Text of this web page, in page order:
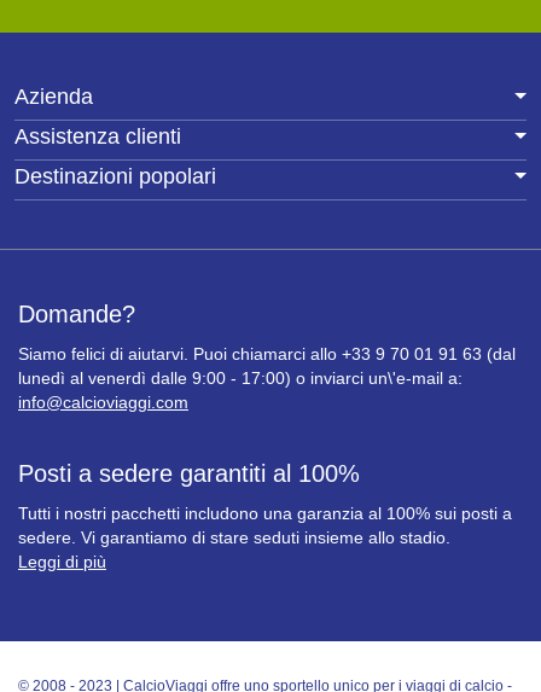
Azienda
Assistenza clienti
Destinazioni popolari
Domande?
Siamo felici di aiutarvi. Puoi chiamarci allo +33 9 70 01 91 63 (dal
lunedì al venerdì dalle 9:00 - 17:00) o inviarci un\'e-mail a:
info@calcioviaggi.com
Posti a sedere garantiti al 100%
Tutti i nostri pacchetti includono una garanzia al 100% sui posti a
sedere. Vi garantiamo di stare seduti insieme allo stadio.
Leggi di più
© 2008 - 2023 | CalcioViaggi offre uno sportello unico per i viaggi di calcio -